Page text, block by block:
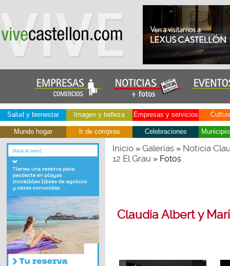
Salud y bienestar Imagen y belleza Empresas y servicios
Mundo hogar Ir de compras Celebraciones
Inicio» Galerías» Noticia
12 El Grau» Fotos
Claudia Albert y